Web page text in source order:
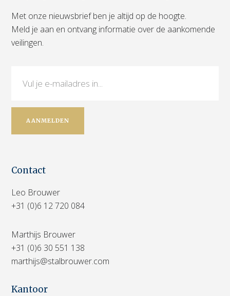
Met onze nieuwsbrief ben je altijd op de hoogte.
Meld je aan en ontvang informatie over de aankomende
veilingen.
Contact
Leo Brouwer
+31 (0)6 12 720 084
Marthijs Brouwer
+31 (0)6 30 551 138
marthijs@stalbrouwer.com
Kantoor